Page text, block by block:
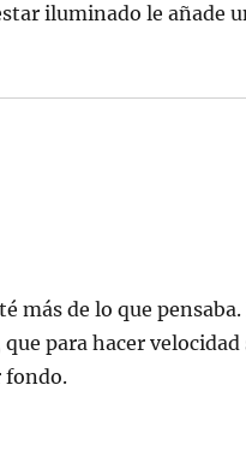
iluminado le añade
más de lo que pensaba.
para hacer velocidad
fondo.